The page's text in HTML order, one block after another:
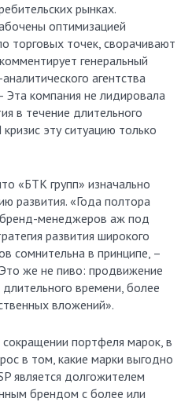
рынках.
оптимизацией
торговых точек, сворачивают
генеральный
агентства
Эта компания не лидировала
в течение длительного
эту ситуацию только
«БТК групп» изначально
развития. «Года полтора
менеджеров аж под
развития широкого
сомнительна в принципе, –
же не пиво: продвижение
времени, более
вложений».
портфеля марок, в
в том, какие марки выгодно
является долгожителем
брендом с более или